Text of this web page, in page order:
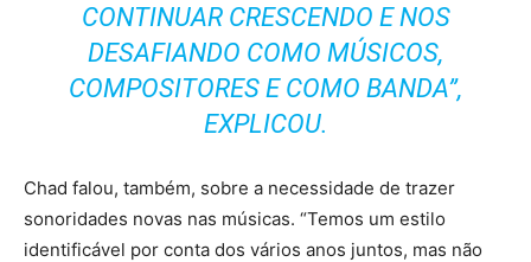
CONTINUAR CRESCENDO E NOS
DESAFIANDO COMO MÚSICOS,
COMPOSITORES E COMO BANDA”,
EXPLICOU.
Chad falou, também, sobre a necessidade de trazer
sonoridades novas nas músicas. “Temos um estilo
identificável por conta dos vários anos juntos, mas não